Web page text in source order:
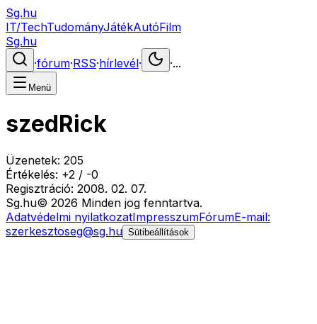
Sg.hu
IT/TechTudományJátékAutóFilm
Sg.hu
·fórum·RSS·hírlevél· ·...
Menü
szedRick
Üzenetek: 205
Értékelés: +2 / -0
Regisztráció: 2008. 02. 07.
Sg.hu© 2026 Minden jog fenntartva.
Adatvédelmi nyilatkozatImpresszumFórumE-mail:
szerkesztoseg@sg.hu Sütibeállítások